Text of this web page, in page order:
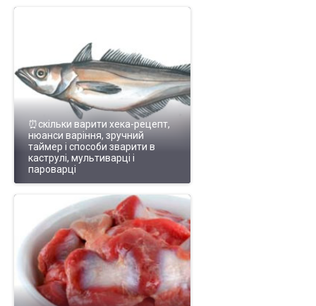
⏰скільки варити хека-рецепт,
нюанси варіння, зручний
таймер і способи зварити в
каструлі, мультиварці і
пароварці